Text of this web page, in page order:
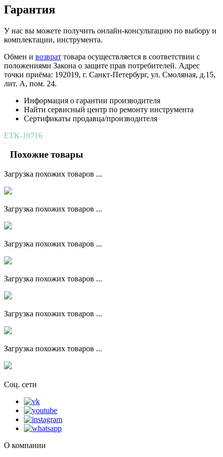
Гарантия
У нас вы можете получить онлайн-консультацию по выбору и
комплектации, инструмента.
Обмен и возврат товара осуществляется в соответствии с
положениями Закона о защите прав потребителей. Адрес
точки приёма: 192019, г. Санкт-Петербург, ул. Смоляная, д.15,
лит. А, пом. 24.
Информация о гарантии производителя
Найти сервисный центр по ремонту инструмента
Сертификаты продавца/производителя
ETK-10716
Похожие товары
Загрузка похожих товаров ...
Загрузка похожих товаров ...
Загрузка похожих товаров ...
Загрузка похожих товаров ...
Загрузка похожих товаров ...
Загрузка похожих товаров ...
Соц. сети
О компании